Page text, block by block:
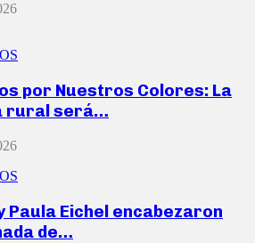
por Nuestros Colores: La
rural será…
Paula Eichel encabezaron
de…